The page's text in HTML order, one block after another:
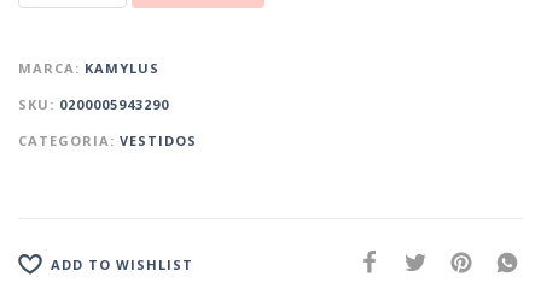
MARCA: KAMYLUS
SKU: 0200005943290
CATEGORIA: VESTIDOS
ADD TO WISHLIST